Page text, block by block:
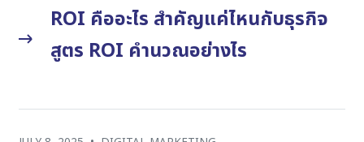
ROI คืออะไร สำคัญแค่ไหนกับธุรกิจ
สูตร ROI คำนวณอย่างไร